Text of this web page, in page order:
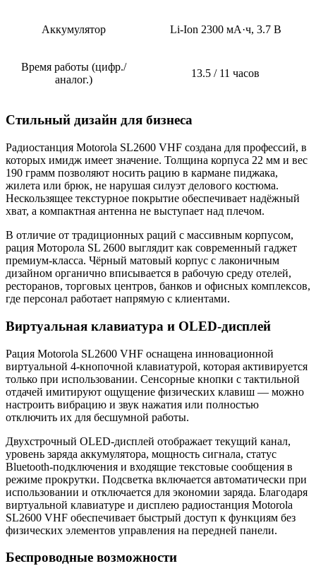
Аккумулятор Li-Ion 2300 мА·ч, 3.7 В
Время работы (цифр./
аналог.)
13.5 / 11 часов
Стильный дизайн для бизнеса
Радиостанция Motorola SL2600 VHF создана для профессий, в
которых имидж имеет значение. Толщина корпуса 22 мм и вес
190 грамм позволяют носить рацию в кармане пиджака,
жилета или брюк, не нарушая силуэт делового костюма.
Нескользящее текстурное покрытие обеспечивает надёжный
хват, а компактная антенна не выступает над плечом.
В отличие от традиционных раций с массивным корпусом,
рация Моторола SL 2600 выглядит как современный гаджет
премиум-класса. Чёрный матовый корпус с лаконичным
дизайном органично вписывается в рабочую среду отелей,
ресторанов, торговых центров, банков и офисных комплексов,
где персонал работает напрямую с клиентами.
Виртуальная клавиатура и OLED-дисплей
Рация Motorola SL2600 VHF оснащена инновационной
виртуальной 4-кнопочной клавиатурой, которая активируется
только при использовании. Сенсорные кнопки с тактильной
отдачей имитируют ощущение физических клавиш — можно
настроить вибрацию и звук нажатия или полностью
отключить их для бесшумной работы.
Двухстрочный OLED-дисплей отображает текущий канал,
уровень заряда аккумулятора, мощность сигнала, статус
Bluetooth-подключения и входящие текстовые сообщения в
режиме прокрутки. Подсветка включается автоматически при
использовании и отключается для экономии заряда. Благодаря
виртуальной клавиатуре и дисплею радиостанция Motorola
SL2600 VHF обеспечивает быстрый доступ к функциям без
физических элементов управления на передней панели.
Беспроводные возможности